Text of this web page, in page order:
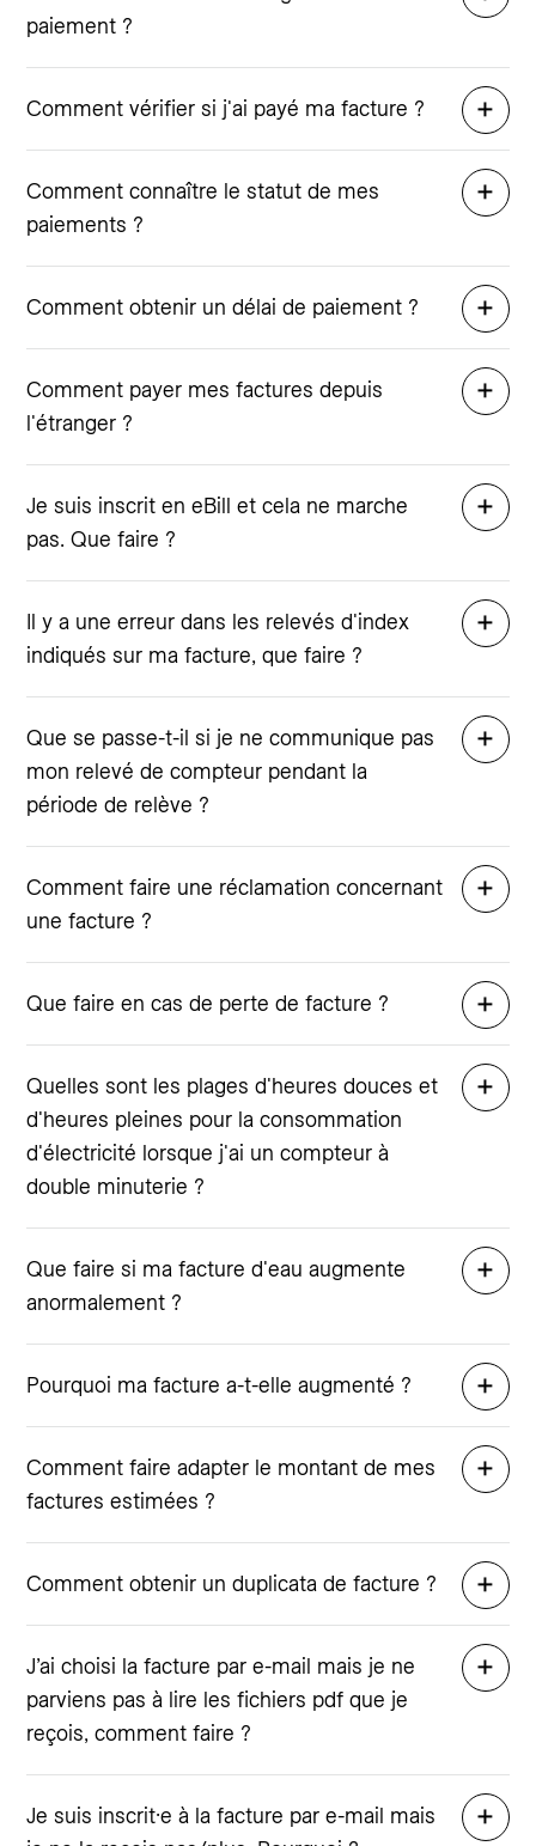
paiement ?
Comment vérifier si j'ai payé ma facture ?
Comment connaître le statut de mes
paiements ?
Comment obtenir un délai de paiement ?
Comment payer mes factures depuis
l'étranger ?
Je suis inscrit en eBill et cela ne marche
pas. Que faire ?
Il y a une erreur dans les relevés d'index
indiqués sur ma facture, que faire ?
Que se passe-t-il si je ne communique pas
mon relevé de compteur pendant la
période de relève ?
Comment faire une réclamation concernant
une facture ?
Que faire en cas de perte de facture ?
Quelles sont les plages d'heures douces et
d'heures pleines pour la consommation
d'électricité lorsque j'ai un compteur à
double minuterie ?
Que faire si ma facture d'eau augmente
anormalement ?
Pourquoi ma facture a-t-elle augmenté ?
Comment faire adapter le montant de mes
factures estimées ?
Comment obtenir un duplicata de facture ?
J’ai choisi la facture par e-mail mais je ne
parviens pas à lire les fichiers pdf que je
reçois, comment faire ?
Je suis inscrit·e à la facture par e-mail mais